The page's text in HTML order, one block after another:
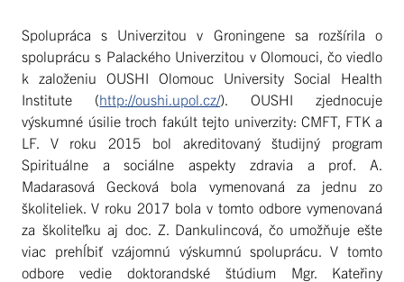
Spolupráca s Univerzitou v Groningene sa rozšírila o
spoluprácu s Palackého Univerzitou v Olomouci, čo viedlo
k založeniu OUSHI Olomouc University Social Health
Institute (http://oushi.upol.cz/). OUSHI zjednocuje
výskumné úsilie troch fakúlt tejto univerzity: CMFT, FTK a
LF. V roku 2015 bol akreditovaný študijný program
Spirituálne a sociálne aspekty zdravia a prof. A.
Madarasová Gecková bola vymenovaná za jednu zo
školiteliek. V roku 2017 bola v tomto odbore vymenovaná
za školiteľku aj doc. Z. Dankulincová, čo umožňuje ešte
viac prehĺbiť vzájomnú výskumnú spoluprácu. V tomto
odbore vedie doktorandské štúdium Mgr. Kateřiny